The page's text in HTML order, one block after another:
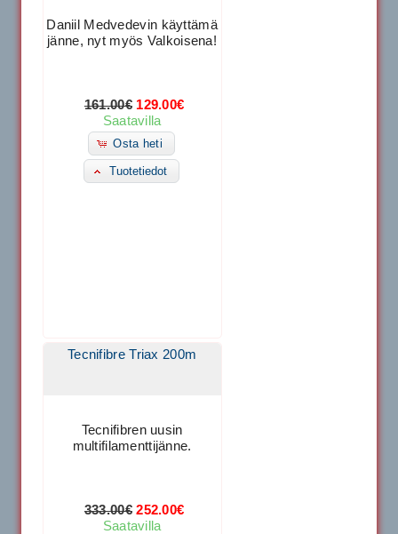
Daniil Medvedevin käyttämä
jänne, nyt myös Valkoisena!
161.00€ 129.00€
Saatavilla
Osta heti
Tuotetiedot
Tecnifibre Triax 200m
Tecnifibren uusin
multifilamenttijänne.
333.00€ 252.00€
Saatavilla